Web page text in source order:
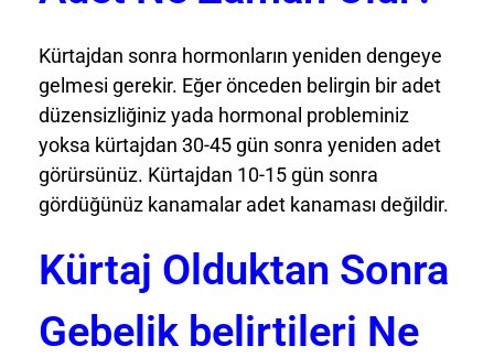
Kürtajdan sonra hormonların yeniden dengeye
gelmesi gerekir. Eğer önceden belirgin bir adet
düzensizliğiniz yada hormonal probleminiz
yoksa kürtajdan 30-45 gün sonra yeniden adet
görürsünüz. Kürtajdan 10-15 gün sonra
gördüğünüz kanamalar adet kanaması değildir.
Kürtaj Olduktan Sonra
Gebelik belirtileri Ne